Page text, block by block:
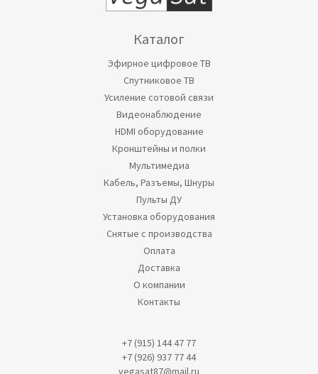
Каталог
Эфирное цифровое ТВ
Спутниковое ТВ
Усиление сотовой связи
Видеонаблюдение
HDMI оборудование
Кронштейны и полки
Мультимедиа
Кабель, Разъемы, Шнуры
Пульты ДУ
Установка оборудования
Снятые с производства
Оплата
Доставка
О компании
Контакты
+7 (915) 144 47 77
+7 (926) 937 77 44
vegasat87@mail.ru